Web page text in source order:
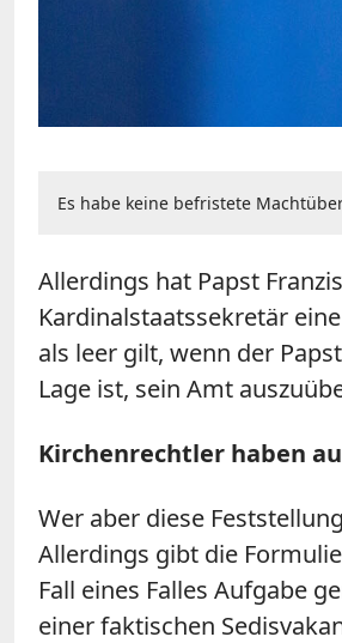
Es habe keine befristete
Allerdings hat Papst
Kardinalstaatssekretär
als leer gilt, wenn der
Lage ist, sein Amt
Kirchenrechtler haben
Wer aber diese
Allerdings gibt die
Fall eines Falles Aufgabe
einer faktischen